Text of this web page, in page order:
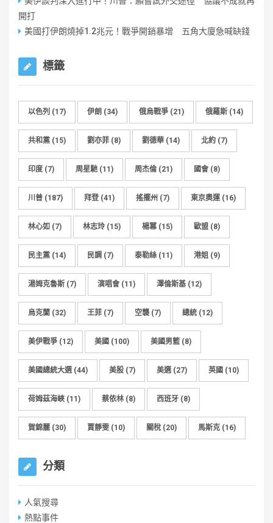
開打
美國打伊朗燒掉1.2兆元！戰爭開銷暴增 五角大廈急喊缺錢
標籤
以色列 (17) 伊朗 (34) 俄烏戰爭 (21) 俄羅斯 (14)
共和黨 (15) 劉亦菲 (8) 劉德華 (14) 北約 (7)
印度 (7) 周星馳 (11) 周杰倫 (21) 國會 (8)
川普 (187) 拜登 (41) 搖擺州 (7) 東京奧運(16)
林心如 (7) 林志玲 (15) 楊冪 (15) 歐盟 (8)
民主黨 (14) 民調 (7) 泰勒絲 (11) 港姐 (9)
湯姆克魯斯 (7) 演唱會 (11) 澤倫斯基 (12)
烏克蘭 (32) 王菲 (7) 空襲 (7) 總統 (12)
美伊戰爭 (12) 美國 (100) 美國男籃 (8)
美國總統大選(44) 美股 (7) 美選(27) 英國 (10)
荷姆茲海峽 (11) 蔡依林 (8) 西班牙 (8)
賀錦麗 (30) 賈靜雯 (10) 關稅 (20) 馬斯克 (16)
分類
人氣搜尋
熱點事件